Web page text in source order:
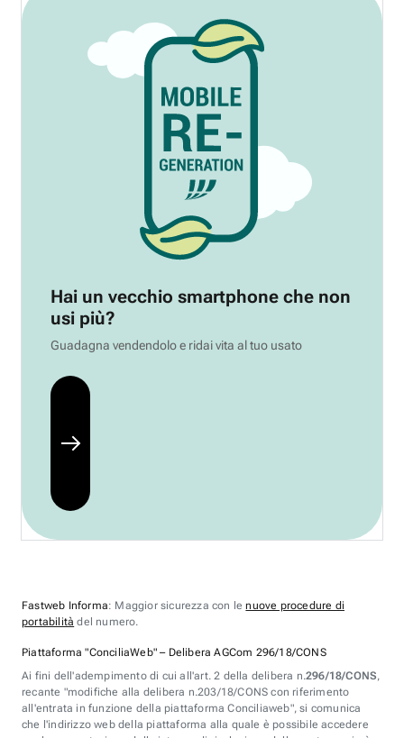
Hai un vecchio smartphone che non
usi più?
Guadagna vendendolo e ridai vita al tuo usato
Fastweb Informa: Maggior sicurezza con lenuove procedure di
portabilità del numero.
Piattaforma "ConciliaWeb" – Delibera AGCom 296/18/CONS
Ai fini dell'adempimento di cui all'art. 2 della delibera n.296/18/CONS,
recante "modifiche alla delibera n.203/18/CONS con riferimento
all'entrata in funzione della piattaforma Conciliaweb", si comunica
che l'indirizzo web della piattaforma alla quale è possibile accedere